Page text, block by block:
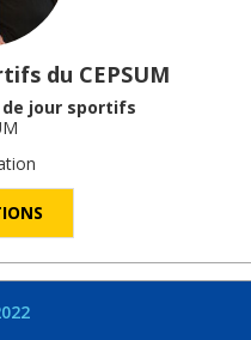
du CEPSUM
de jour sportifs